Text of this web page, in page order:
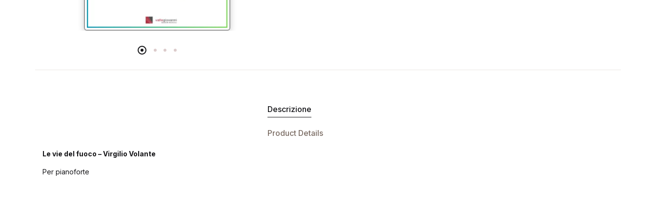
Descrizione
Product Details
Le vie del fuoco – Virgilio Volante
Per pianoforte